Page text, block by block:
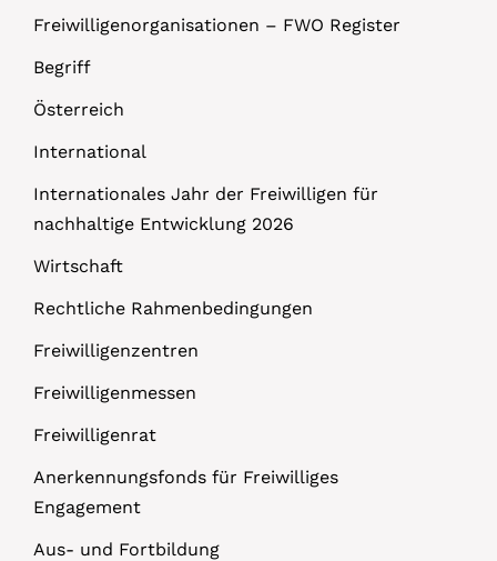
Freiwilligenorganisationen – FWO Register
Begriff
Österreich
International
Internationales Jahr der Freiwilligen für
nachhaltige Entwicklung 2026
Wirtschaft
Rechtliche Rahmenbedingungen
Freiwilligenzentren
Freiwilligenmessen
Freiwilligenrat
Anerkennungsfonds für Freiwilliges
Engagement
Aus- und Fortbildung